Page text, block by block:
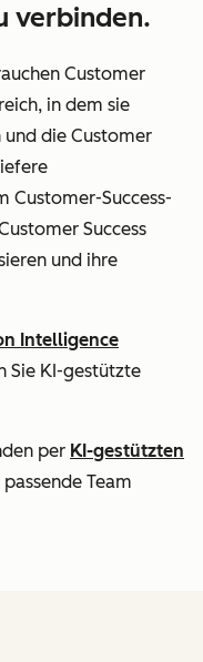
verbinden.
Customer
in dem sie
die Customer
Customer-Success-
Success
und ihre
Intelligence
Sie KI-gestützte
per KI-gestützten
Team